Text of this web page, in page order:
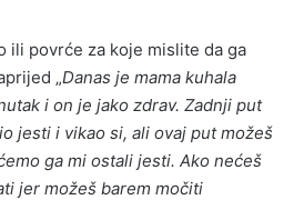
ili povrće za koje mislite da ga
„Danas je mama kuhala
i on je jako zdrav. Zadnji put
jesti i vikao si, ali ovaj put možeš
ga mi ostali jesti. Ako nećeš
jer možeš barem močiti